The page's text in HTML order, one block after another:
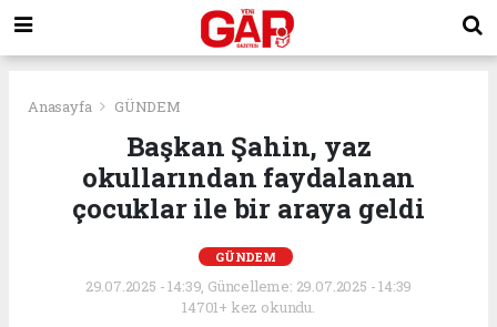
Anasayfa GÜNDEM
Başkan Şahin, yaz
okullarından faydalanan
çocuklar ile bir araya geldi
GÜNDEM
29.07.2025 - 14:39, Güncelleme: 29.07.2025 - 14:39
14701+ kez okundu.